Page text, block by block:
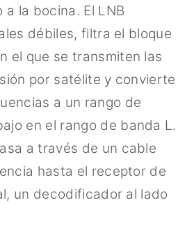
la bocina. El LNB
débiles, filtra el bloque
el que se transmiten las
por satélite y convierte
a un rango de
en el rango de banda L.
a través de un cable
hasta el receptor de
un decodificador al lado